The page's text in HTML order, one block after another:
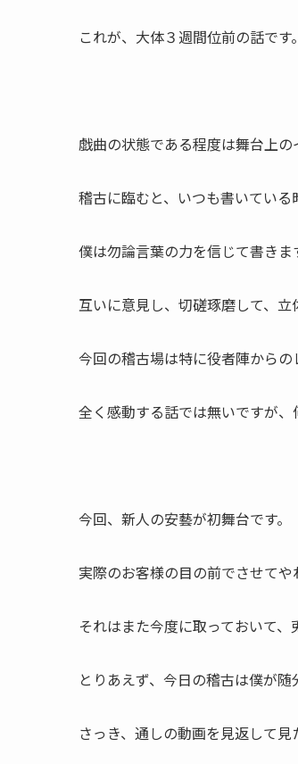
これが、大体３週間位前の話です。
戯曲の状態である程度は舞台上
稽古に臨むと、いつも書いている
僕は勿論言葉の力を信じて書き
互いに意見し、切磋琢磨して、立
今回の稽古場は特に役者陣からの
全く感動する話では無いですが、
今回、新人の安藝が初舞台です。
実際のお客様の目の前でさせて
それはまた今度に取っておいて、
とりあえず、今日の稽古は僕が随
さっき、通しの動画を見返して見